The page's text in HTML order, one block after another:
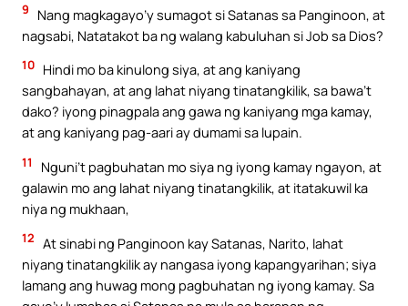
9
Nang magkagayo’y sumagot si Satanas sa Panginoon, at
nagsabi, Natatakot ba ng walang kabuluhan si Job sa Dios?
10 Hindi mo ba kinulong siya, at ang kaniyang
sangbahayan, at ang lahat niyang tinatangkilik, sa bawa’t
dako? iyong pinagpala ang gawa ng kaniyang mga kamay,
at ang kaniyang pag-aari ay dumami sa lupain.
11
Nguni’t pagbuhatan mo siya ng iyong kamay ngayon, at
galawin mo ang lahat niyang tinatangkilik, at itatakuwil ka
niya ng mukhaan,
12 At sinabi ng Panginoon kay Satanas, Narito, lahat
niyang tinatangkilik ay nangasa iyong kapangyarihan; siya
lamang ang huwag mong pagbuhatan ng iyong kamay. Sa